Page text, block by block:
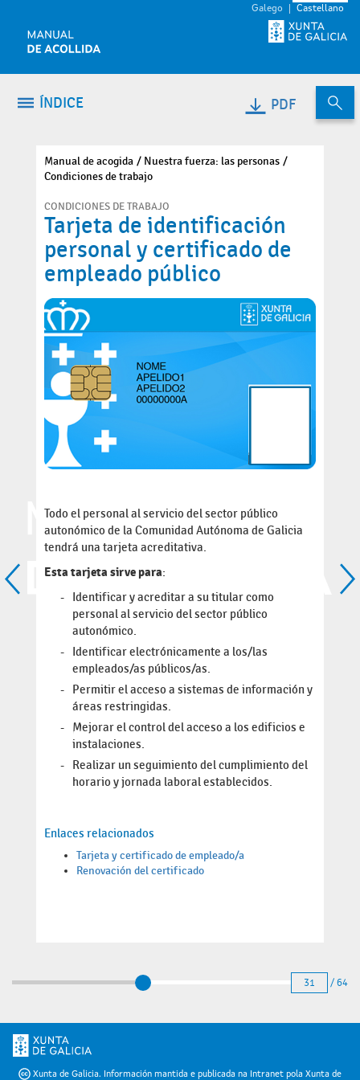
Galego Castellano
ÍNDICE PDF
Manual de acogida
Nuestra fuerza: las personas
Condiciones de trabajo
CONDICIONES DE TRABAJO
Tarjeta de identificación
personal y certificado de
empleado público
Todo el personal al servicio del sector público
autonómico de la Comunidad Autónoma de Galicia
tendrá una tarjeta acreditativa.
Esta tarjeta sirve para:
Identificar y acreditar a su titular como
personal al servicio del sector público
autonómico.
Identificar electrónicamente a los/las
empleados/as públicos/as.
Permitir el acceso a sistemas de información y
áreas restringidas.
Mejorar el control del acceso a los edificios e
instalaciones.
Realizar un seguimiento del cumplimiento del
horario y jornada laboral establecidos.
Enlaces relacionados
Tarjeta y certificado de empleado/a
Renovación del certificado
31 / 64
Xunta de Galicia. Información mantida e publicada na Intranet pola Xunta de